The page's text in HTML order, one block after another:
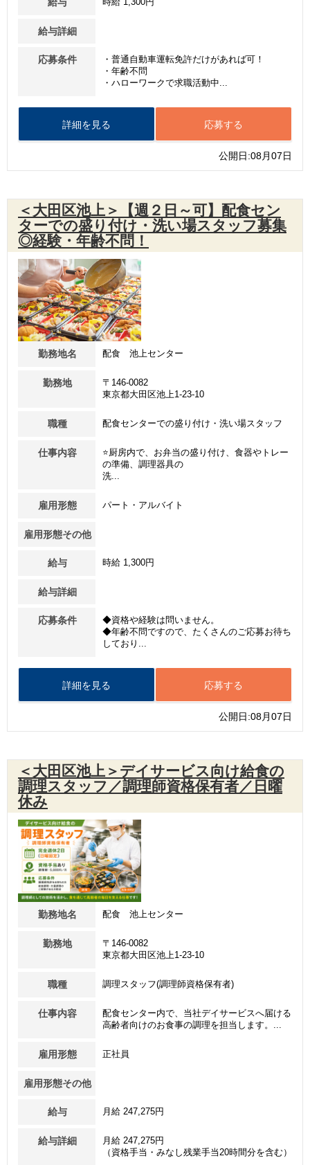
給与 時給 1,300円
給与詳細
応募条件
・普通自動車運転免許だけがあれば可！
・年齢不問
・ハローワークで求職活動中...
応募する
詳細を見る
公開日:08月07日
＜大田区池上＞【週２日～可】配食セン
ターでの盛り付け・洗い場スタッフ募集
◎経験・年齢不問！
勤務地名 配食 池上センター
勤務地
〒146-0082
東京都大田区池上1-23-10
職種 配食センターでの盛り付け・洗い場スタッフ
仕事内容
⭐厨房内で、お弁当の盛り付け、食器やトレー
の準備、調理器具の
洗...
雇用形態 パート・アルバイト
雇用形態その他
給与 時給 1,300円
給与詳細
応募条件
◆資格や経験は問いません。
◆年齢不問ですので、たくさんのご応募お待ち
しており...
応募する
詳細を見る
公開日:08月07日
＜大田区池上＞デイサービス向け給食の
調理スタッフ／調理師資格保有者／日曜
休み
勤務地名 配食 池上センター
勤務地
〒146-0082
東京都大田区池上1-23-10
職種 調理スタッフ(調理師資格保有者)
仕事内容
配食センター内で、当社デイサービスへ届ける
高齢者向けのお食事の調理を担当します。...
雇用形態 正社員
雇用形態その他
給与 月給 247,275円
給与詳細
月給 247,275円
（資格手当・みなし残業手当20時間分を含む）